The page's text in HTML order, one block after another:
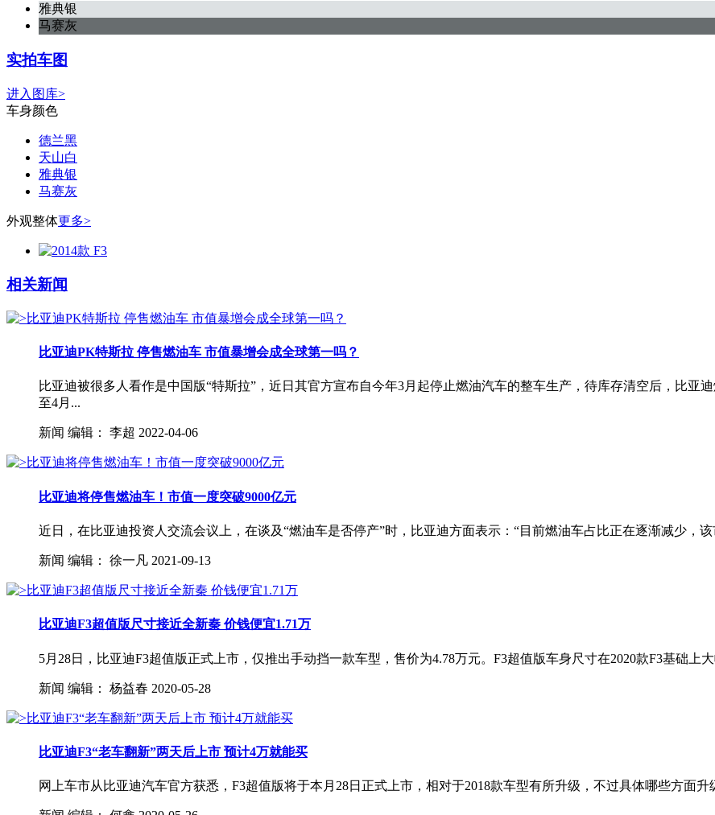
雅典银
马赛灰
实拍车图
进入图库>
车身颜色
德兰黑
天山白
雅典银
马赛灰
外观整体更多>
相关新闻
比亚迪PK特斯拉 停售燃油车 市值暴增会成全球第一吗？
比亚迪被很多人看作是中国版“特斯拉”，近日其官方宣布自今年3月起停止燃油汽车的整车生产，待库存清空后，比亚
至4月...
新闻 编辑： 李超 2022-04-06
比亚迪将停售燃油车！市值一度突破9000亿元
近日，在比亚迪投资人交流会议上，在谈及“燃油车是否停产”时，比亚迪方面表示：“目前燃油车占比正在逐渐减少，
新闻 编辑： 徐一凡 2021-09-13
比亚迪F3超值版尺寸接近全新秦 价钱便宜1.71万
5月28日，比亚迪F3超值版正式上市，仅推出手动挡一款车型，售价为4.78万元。F3超值版车身尺寸在2020款F3基础上
新闻 编辑： 杨益春 2020-05-28
比亚迪F3“老车翻新”两天后上市 预计4万就能买
网上车市从比亚迪汽车官方获悉，F3超值版将于本月28日正式上市，相对于2018款车型有所升级，不过具体哪些方面